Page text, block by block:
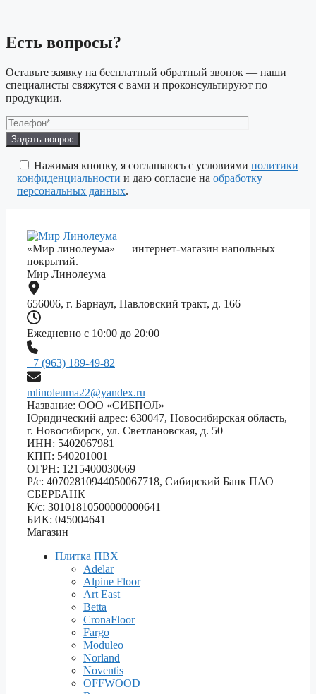
Есть вопросы?
Оставьте заявку на бесплатный обратный звонок — наши
специалисты свяжутся с вами и проконсультируют по
продукции.
Оставьте
это
поле
пустым.
Нажимая кнопку, я соглашаюсь с условиями политики
конфиденциальности и даю согласие на обработку
персональных данных.
«Мир линолеума» — интернет-магазин напольных
покрытий.
Мир Линолеума
656006, г. Барнаул, Павловский тракт, д. 166
Ежедневно с 10:00 до 20:00
+7 (963) 189-49-82
mlinoleuma22@yandex.ru
Название: ООО «СИБПОЛ»
Юридический адрес: 630047, Новосибирская область,
г. Новосибирск, ул. Светлановская, д. 50
ИНН: 5402067981
КПП: 540201001
ОГРН: 1215400030669
Р/с: 40702810944050067718, Сибирский Банк ПАО
СБЕРБАНК
К/с: 30101810500000000641
БИК: 045004641
Магазин
Плитка ПВХ
Adelar
Alpine Floor
Art East
Betta
CronaFloor
Fargo
Moduleo
Norland
Noventis
OFFWOOD